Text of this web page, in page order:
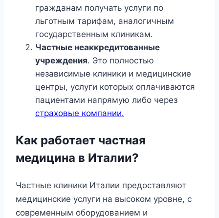
гражданам получать услуги по
льготным тарифам, аналогичным
государственным клиникам.
Частные неаккредитованные
учреждения. Это полностью
независимые клиники и медицинские
центры, услуги которых оплачиваются
пациентами напрямую либо через
страховые компании.
Как работает частная
медицина в Италии?
Частные клиники Италии предоставляют
медицинские услуги на высоком уровне, с
современным оборудованием и